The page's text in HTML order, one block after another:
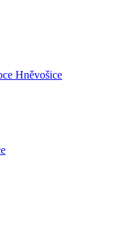
Hněvošice